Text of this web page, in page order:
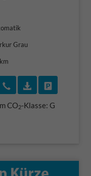
Grau
vereinbaren
Wir rufen Sie an
CO2-Klasse: G